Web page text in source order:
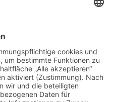
Stoy
fertig